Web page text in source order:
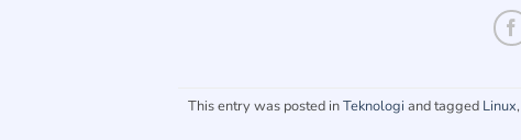
This entry was posted inTeknologi and tagged Linux,